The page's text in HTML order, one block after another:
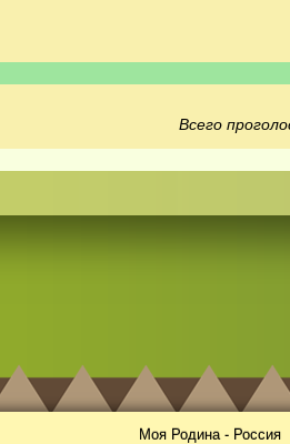
Всего
Моя Родина - Россия